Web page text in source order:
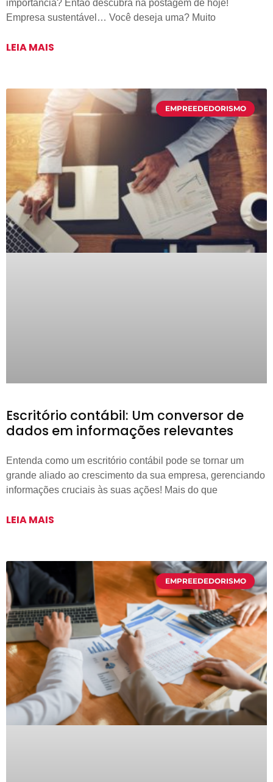
importância? Então descubra na postagem de hoje!
Empresa sustentável… Você deseja uma? Muito
LEIA MAIS
EMPREEDEDORISMO
Escritório contábil: Um conversor de
dados em informações relevantes
Entenda como um escritório contábil pode se tornar um
grande aliado ao crescimento da sua empresa, gerenciando
informações cruciais às suas ações! Mais do que
LEIA MAIS
EMPREEDEDORISMO